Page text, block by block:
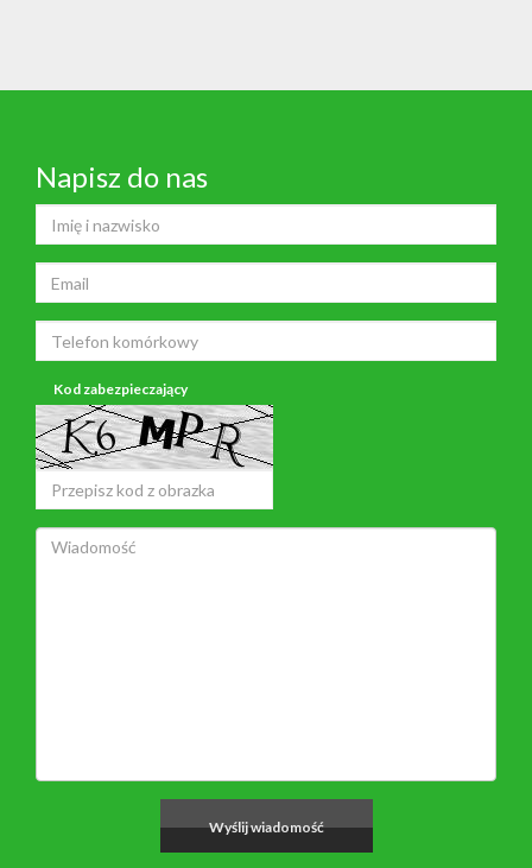
Napisz do nas
Kod zabezpieczający